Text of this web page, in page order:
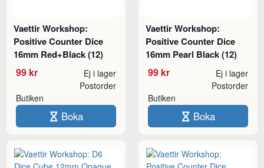
Vaettir Workshop:
Positive Counter Dice
16mm Red+Black (12)
99 kr Ej i lager
Butiken
Postorder
Boka
Vaettir Workshop:
Positive Counter Dice
16mm Pearl Black (12)
99 kr Ej i lager
Butiken
Postorder
Boka